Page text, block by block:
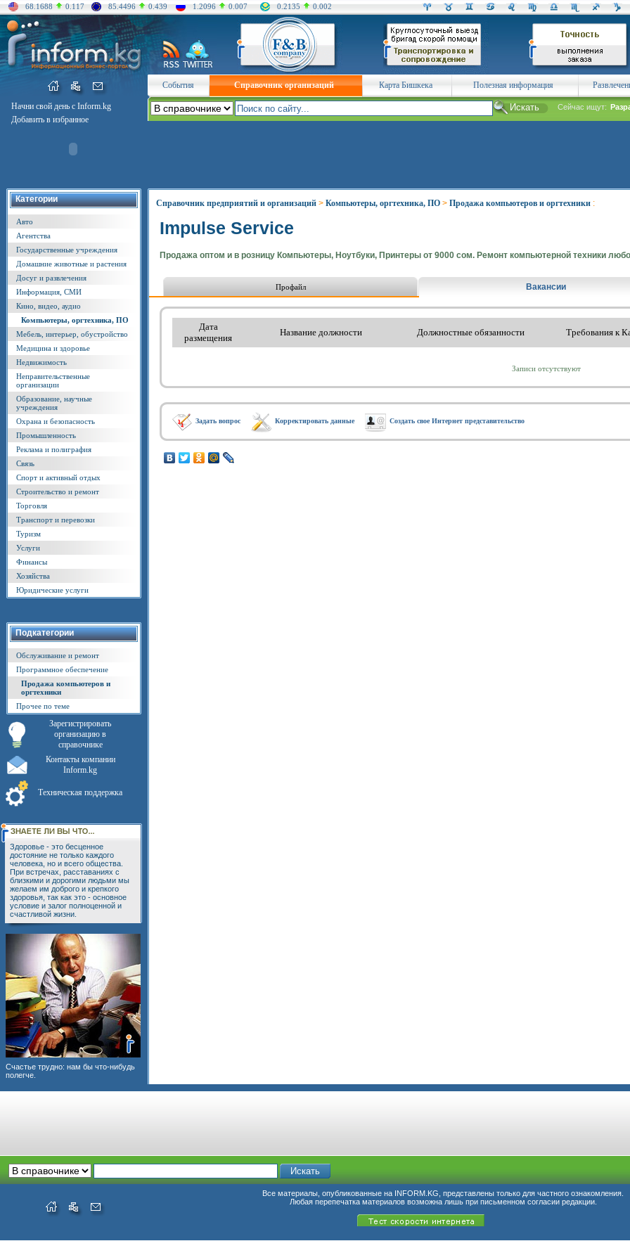
68.1688 0.117 85.4496 0.439 1.2096 0.007 0.2135 0.002
Начни свой день с Inform.kg
Добавить в избранное
События Справочник организаций Карта Бишкека Полезная информация
Сейчас ищут:
Категории
Авто
Агентства
Государственные учреждения
Домашние животные и растения
Досуг и развлечения
Информация, СМИ
Кино, видео, аудио
Компьютеры, оргтехника, ПО
Мебель, интерьер, обустройство
Медицина и здоровье
Недвижимость
Неправительственные
организации
Образование, научные
учреждения
Охрана и безопасность
Промышленность
Реклама и полиграфия
Связь
Спорт и активный отдых
Строительство и ремонт
Торговля
Транспорт и перевозки
Туризм
Услуги
Финансы
Хозяйства
Юридические услуги
Подкатегории
Обслуживание и ремонт
Программное обеспечение
Продажа компьютеров и
оргтехники
Прочее по теме
Зарегистрировать
организацию в
справочнике
Контакты компании
Inform.kg
Техническая поддержка
Здоровье - это бесценное
достояние не только каждого
человека, но и всего общества.
При встречах, расставаниях с
близкими и дорогими людьми мы
желаем им доброго и крепкого
здоровья, так как это - основное
условие и залог полноценной и
счастливой жизни.
Счастье трудно: нам бы что-нибудь
полегче.
Справочник предприятий и организаций > Компьютеры, оргтехника, ПО > Продажа компьютеров и оргтехники :
Impulse Service
Продажа оптом и в розницу Компьютеры, Ноутбуки, Принтеры от 9000 сом. Ремонт компьютерной техники
Профайл Вакансии
Дата
размещения
Название должности Должностные обязанности Требования к
Записи отсутствуют
Задать вопрос Корректировать данные Создать свое Интернет представительство
Все материалы, опубликованные на INFORM.KG, представлены только для частного ознакомления.
Любая перепечатка материалов возможна лишь при письменном согласии редакции.